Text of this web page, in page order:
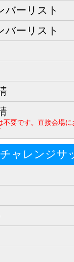
バーリスト
バーリスト
要です。直接会場
ャレンジサ